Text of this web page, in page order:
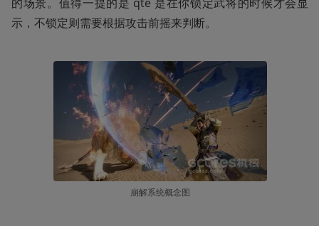
示，不锁定则需要根据攻击前摇来判断。
崩解系统概念图